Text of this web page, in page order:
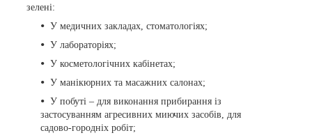
зелені:
У медичних закладах, стоматологіях;
У лабораторіях;
У косметологічних кабінетах;
У манікюрних та масажних салонах;
У побуті – для виконання прибирання із
застосуванням агресивних миючих засобів, для
садово-городніх робіт;